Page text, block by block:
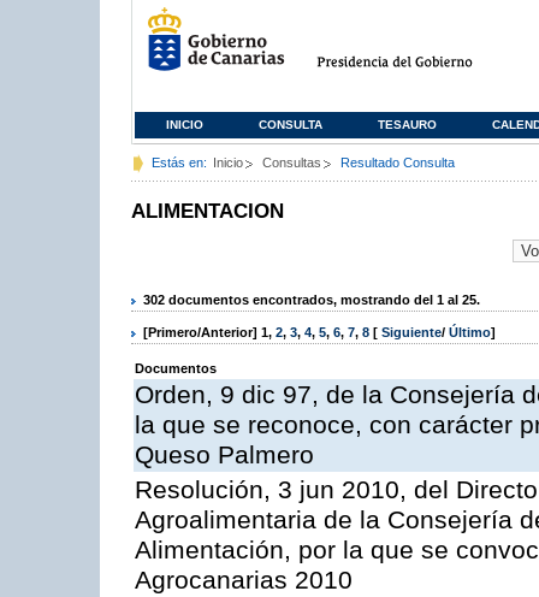
INICIO CONSULTA TESAURO
Estás en: Inicio Consultas Resultado Consulta
ALIMENTACION
302 documentos encontrados, mostrando del 1 al 25.
[Primero/Anterior] 1, 2, 3, 4, 5, 6, 7, 8 [ Siguiente/ Último]
Documentos
Orden, 9 dic 97, de la Consejería
la que se reconoce, con carácter
Queso Palmero
Resolución, 3 jun 2010, del
Agroalimentaria de la Consejería
Alimentación, por la que se
Agrocanarias 2010